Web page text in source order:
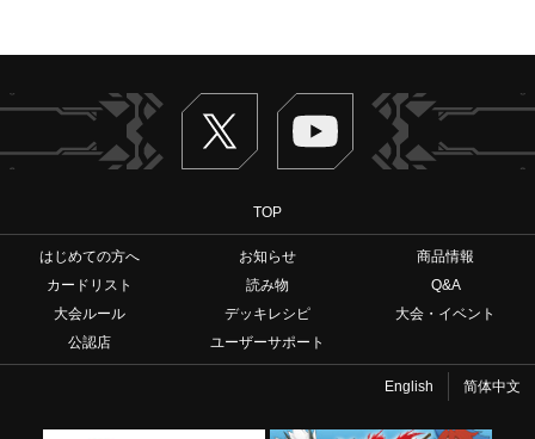
Twitter ヴァンガードch
TOP
はじめての方へ お知らせ
商品情報
カードリスト
読み物
Q&A
大会ルール
デッキレシピ
大会・イベント
公認店
ユーザーサポート
English 简体中文